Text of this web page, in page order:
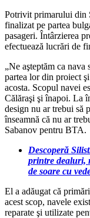
Potrivit primarului din
finalizat pe partea
pasageri. Întârzierea
efectuează lucrări de
„Ne aşteptăm ca
partea lor din proiect
acosta. Scopul navei
Călăraşi şi înapoi. La
design nu ar trebui să
înseamnă că nu ar
Sabanov pentru BTA.
Descoperă
printre dealuri,
de soare cu
El a adăugat că
acest scop, navele
reparate şi utilizate